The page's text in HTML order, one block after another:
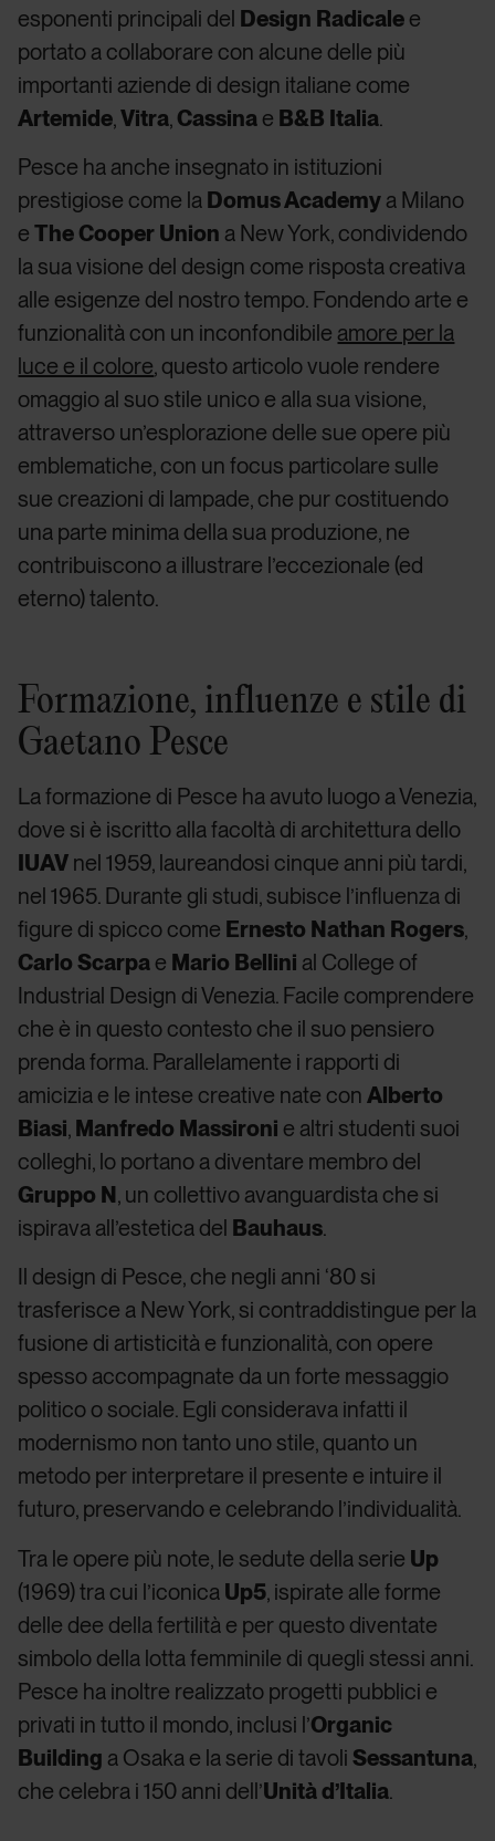
esponenti principali del Design Radicale e
portato a collaborare con alcune delle più
importanti aziende di design italiane come
Artemide,Vitra, Cassina e B&B Italia.
Pesce ha anche insegnato in istituzioni
prestigiose come la Domus Academy a Milano
eThe Cooper Union a New York, condividendo
la sua visione del design come risposta creativa
alle esigenze del nostro tempo. Fondendo arte e
funzionalità con un inconfondibile amore per la
luce e il colore, questo articolo vuole rendere
omaggio al suo stile unico e alla sua visione,
attraverso un’esplorazione delle sue opere più
emblematiche, con un focus particolare sulle
sue creazioni di lampade, che pur costituendo
una parte minima della sua produzione, ne
contribuiscono a illustrare l’eccezionale (ed
eterno) talento.
Formazione, influenze e stile di
Gaetano Pesce
La formazione di Pesce ha avuto luogo a Venezia,
dove si è iscritto alla facoltà di architettura dello
IUAV nel 1959, laureandosi cinque anni più tardi,
nel 1965. Durante gli studi, subisce l’influenza di
figure di spicco come Ernesto Nathan Rogers,
Carlo Scarpa e Mario Bellini al College of
Industrial Design di Venezia. Facile comprendere
che è in questo contesto che il suo pensiero
prenda forma. Parallelamente i rapporti di
amicizia e le intese creative nate conAlberto
Biasi, Manfredo Massironi e altri studenti suoi
colleghi, lo portano a diventare membro del
Gruppo N, un collettivo avanguardista che si
ispirava all’estetica del Bauhaus.
Il design di Pesce, che negli anni ‘80 si
trasferisce a New York, si contraddistingue per la
fusione di artisticità e funzionalità, con opere
spesso accompagnate da un forte messaggio
politico o sociale. Egli considerava infatti il
modernismo non tanto uno stile, quanto un
metodo per interpretare il presente e intuire il
futuro, preservando e celebrando l’individualità.
Tra le opere più note, le sedute della serie Up
(1969) tra cui l’iconica Up5, ispirate alle forme
delle dee della fertilità e per questo diventate
simbolo della lotta femminile di quegli stessi anni.
Pesce ha inoltre realizzato progetti pubblici e
privati in tutto il mondo, inclusi l’Organic
Building a Osaka e la serie di tavoliSessantuna,
che celebra i 150 anni dell’Unità d’Italia.